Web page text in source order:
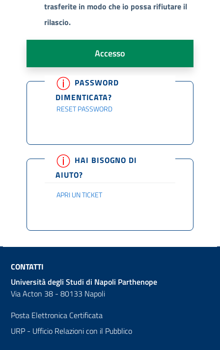
trasferite in modo che io possa rifiutare il
rilascio.
Accesso
PASSWORD
DIMENTICATA?
RESET PASSWORD
HAI BISOGNO DI
AIUTO?
APRI UN TICKET
CONTATTI
Università degli Studi di Napoli Parthenope
Via Acton 38 - 80133 Napoli
Posta Elettronica Certificata
URP - Ufficio Relazioni con il Pubblico